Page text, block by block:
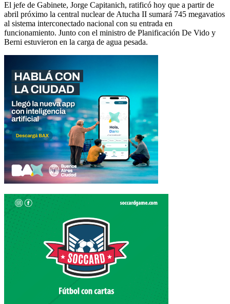
El jefe de Gabinete, Jorge Capitanich, ratificó hoy que a partir de
abril próximo la central nuclear de Atucha II sumará 745 megavatios
al sistema interconectado nacional con su entrada en
funcionamiento. Junto con el ministro de Planificación De Vido y
Berni estuvieron en la carga de agua pesada.